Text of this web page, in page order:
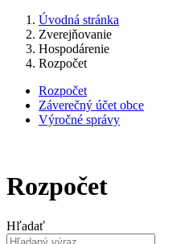
Úvodná stránka
Zverejňovanie
Hospodárenie
Rozpočet
Rozpočet
Záverečný účet obce
Výročné správy
Rozpočet
Hľadať